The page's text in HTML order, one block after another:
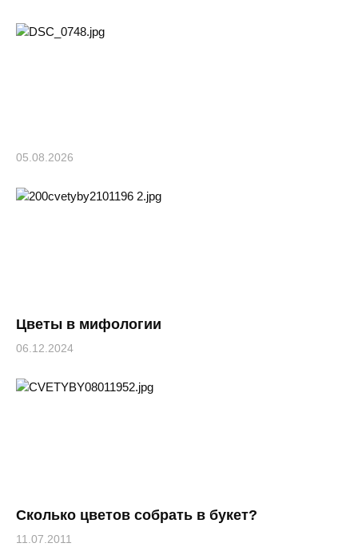
05.08.2026
Цветы в мифологии
06.12.2024
Сколько цветов собрать в букет?
11.07.2011